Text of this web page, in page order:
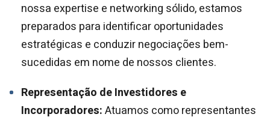
nossa expertise e networking sólido, estamos
preparados para identificar oportunidades
estratégicas e conduzir negociações bem-
sucedidas em nome de nossos clientes.
Representação de Investidores e
Incorporadores:Atuamos como representantes